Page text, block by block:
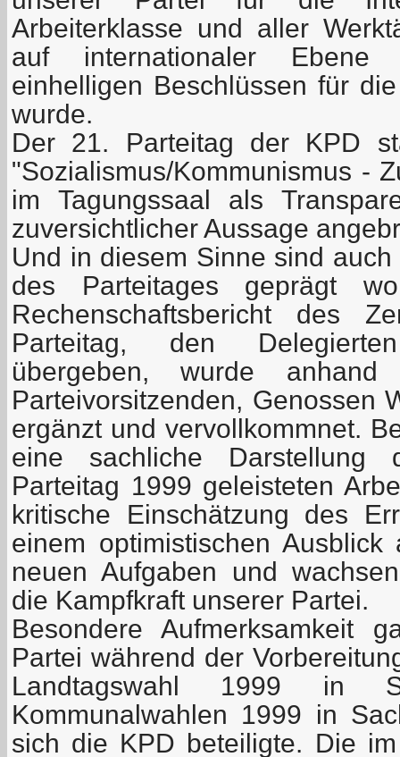
Arbeiterklasse und aller
auf internationaler
einhelligen Beschlüssen für
wurde.
Der 21. Parteitag der KPD
"Sozialismus/Kommunismus -
im Tagungssaal als
zuversichtlicher Aussage
Und in diesem Sinne sind
des Parteitages geprägt
Rechenschaftsbericht des
Parteitag, den
übergeben, wurde
Parteivorsitzenden, Genossen
ergänzt und vervollkommnet.
eine sachliche
Parteitag 1999 geleisteten
kritische Einschätzung des
einem optimistischen
neuen Aufgaben und
die Kampfkraft unserer Partei.
Besondere Aufmerksamkeit
Partei während der
Landtagswahl 1999 in
Kommunalwahlen 1999 in
sich die KPD beteiligte. Die